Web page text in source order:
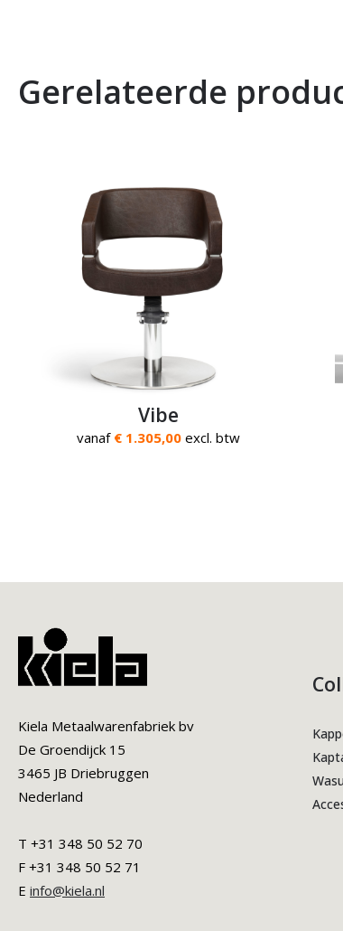
Gerelateerde
Vibe
vanaf € 1.305,00 excl. btw
Kiela Metaalwarenfabriek bv
De Groendijck 15
3465 JB Driebruggen
Nederland
T +31 348 50 52 70
F +31 348 50 52 71
E info@kiela.nl